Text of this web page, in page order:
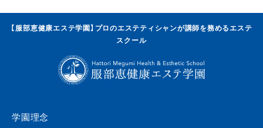
【服部恵健康エステ学園】プロのエステティシャンが講師を務めるエステ
スクール
学園理念